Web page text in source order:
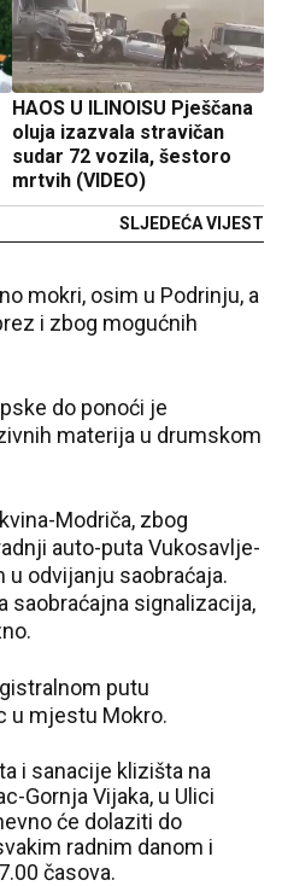
HAOS U ILINOISU Pješčana
oluja izazvala stravičan
sudar 72 vozila, šestoro
mrtvih (VIDEO)
SLJEDEĆA VIJEST
mokri, osim u Podrinju, a
i zbog mogućnih
do ponoći je
materija u drumskom
Modriča, zbog
auto-puta Vukosavlje-
odvijanju saobraćaja.
saobraćajna signalizacija,
putu
u mjestu Mokro.
i sanacije klizišta na
Gornja Vijaka, u Ulici
će dolaziti do
radnim danom i
časova.